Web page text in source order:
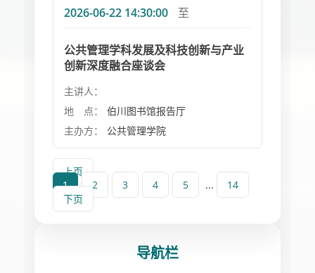
导航栏
2026-06-22 14:30:00 至
公共管理学科发展及科技创新与产业
创新深度融合座谈会
主讲人：
地 点：
伯川图书馆报告厅
主办方：
公共管理学院
上页
1
2 3 4 5 ...
14
下页